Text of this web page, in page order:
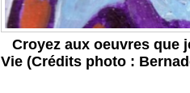
Croyez aux oeuvres que
Vie (Crédits photo :